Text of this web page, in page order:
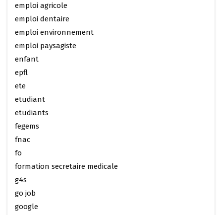
emploi agricole
emploi dentaire
emploi environnement
emploi paysagiste
enfant
epfl
ete
etudiant
etudiants
fegems
fnac
fo
formation secretaire medicale
g4s
go job
google